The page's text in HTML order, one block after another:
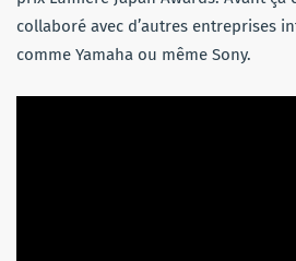
collaboré avec d’autres entreprises
comme Yamaha ou même Sony.